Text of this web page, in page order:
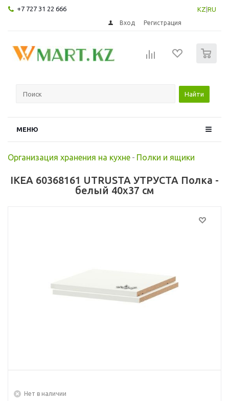
+7 727 31 22 666 KZ RU
Вход Регистрация
Найти
МЕНЮ
Организация хранения на кухне - Полки и ящики
IKEA 60368161 UTRUSTA УТРУСТА Полка -
белый 40x37 см
Нет в наличии